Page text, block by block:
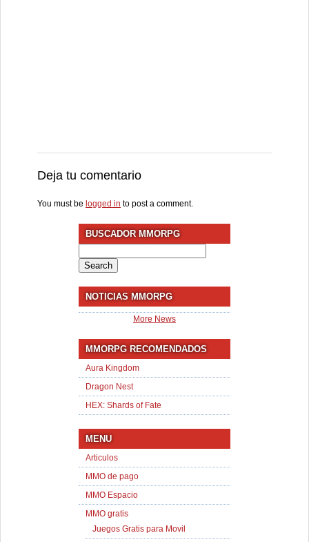
Deja tu comentario
You must be logged in to post a comment.
BUSCADOR MMORPG
for:
NOTICIAS MMORPG
More News
MMORPG RECOMENDADOS
Aura Kingdom
Dragon Nest
HEX: Shards of Fate
MENU
Articulos
MMO de pago
MMO Espacio
MMO gratis
Juegos Gratis para Movil